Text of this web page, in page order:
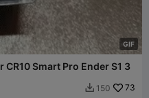
GIF
Smart Pro Ender S1 3
 150 73